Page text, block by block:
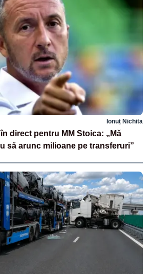
Ionuț Nichita
direct pentru MM Stoica: „Mă
să arunc milioane pe transferuri”